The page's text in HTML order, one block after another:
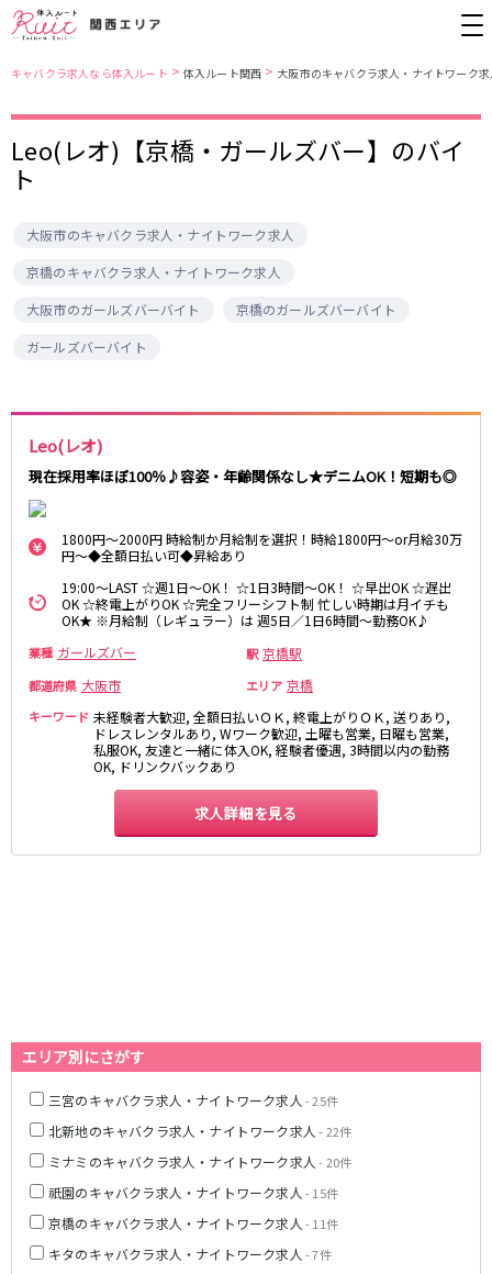
キャバクラ求人なら体入ルート > 体入ルート関西 > 大阪市のキャバクラ求人・ナイトワーク
Leo(レオ)【京橋・ガールズバー】のバイ
ト
大阪市のキャバクラ求人・ナイトワーク求人
京橋のキャバクラ求人・ナイトワーク求人
大阪市のガールズバーバイト
京橋のガールズバーバイト
ガールズバーバイト
Leo(レオ)
現在採用率ほぼ100％♪容姿・年齢関係なし★デニムOK！短期も◎
1800円～2000円 時給制か月給制を選択！時給1800円～or月給30万
円～◆全額日払い可◆昇給あり
19:00～LAST ☆週1日～OK！ ☆1日3時間～OK！ ☆早出OK ☆遅出
OK ☆終電上がりOK ☆完全フリーシフト制 忙しい時期は月イチも
OK★ ※月給制（レギュラー）は 週5日／1日6時間～勤務OK♪
業種 ガールズバー 駅 京橋駅
都道府県 大阪市 エリア 京橋
キーワード 未経験者大歓迎, 全額日払いＯＫ, 終電上がりＯＫ, 送りあり,
ドレスレンタルあり, Wワーク歓迎, 土曜も営業, 日曜も営業,
私服OK, 友達と一緒に体入OK, 経験者優遇, 3時間以内の勤務
OK, ドリンクバックあり
求人詳細を見る
エリア別にさがす
三宮のキャバクラ求人・ナイトワーク求人 - 25件
北新地のキャバクラ求人・ナイトワーク求人 - 22件
ミナミのキャバクラ求人・ナイトワーク求人 - 20件
祇園のキャバクラ求人・ナイトワーク求人 - 15件
京橋のキャバクラ求人・ナイトワーク求人 - 11件
キタのキャバクラ求人・ナイトワーク求人 - 7件
大阪市
堺東・岸和田
天満
十三
大阪市
茨木・高槻
西中島
江坂・石橋
兵庫県
三宮
姫路
加古川・東加古川・明石
祇園 木屋町
奈良
奈良市
橿原市
中和
滋賀県
長浜
瀬田
大津・南部
JR東西線
JR東海道本線(京都線)(京都～大阪)
大阪駅
高槻駅
茨木駅
尼崎駅
塚本駅
神戸駅
阪急京都本線
大宮駅
京都河原町駅
梅田駅
十三駅
南方駅
高槻市駅
上新庄駅
茨木市駅
JR奈良線
奈良駅 ＪＲ小倉駅
京阪本線
梅田駅
西中島南方駅
江坂駅
淀屋橋駅
JR紀勢本線(きのくに線)(新宮～和歌山)
和歌山駅
わかやま電鉄貴志川線
和歌山駅